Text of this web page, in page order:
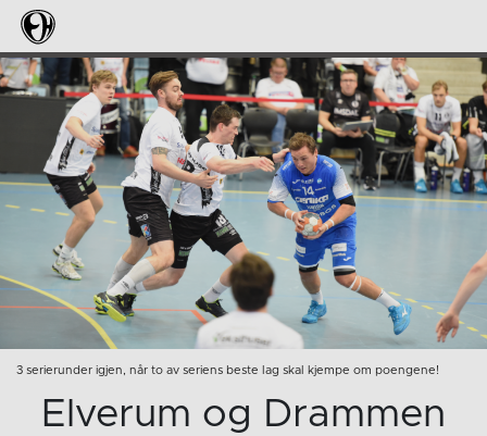
3 serierunder igjen, når to av seriens beste lag skal kjempe om poengene!
Elverum og Drammen